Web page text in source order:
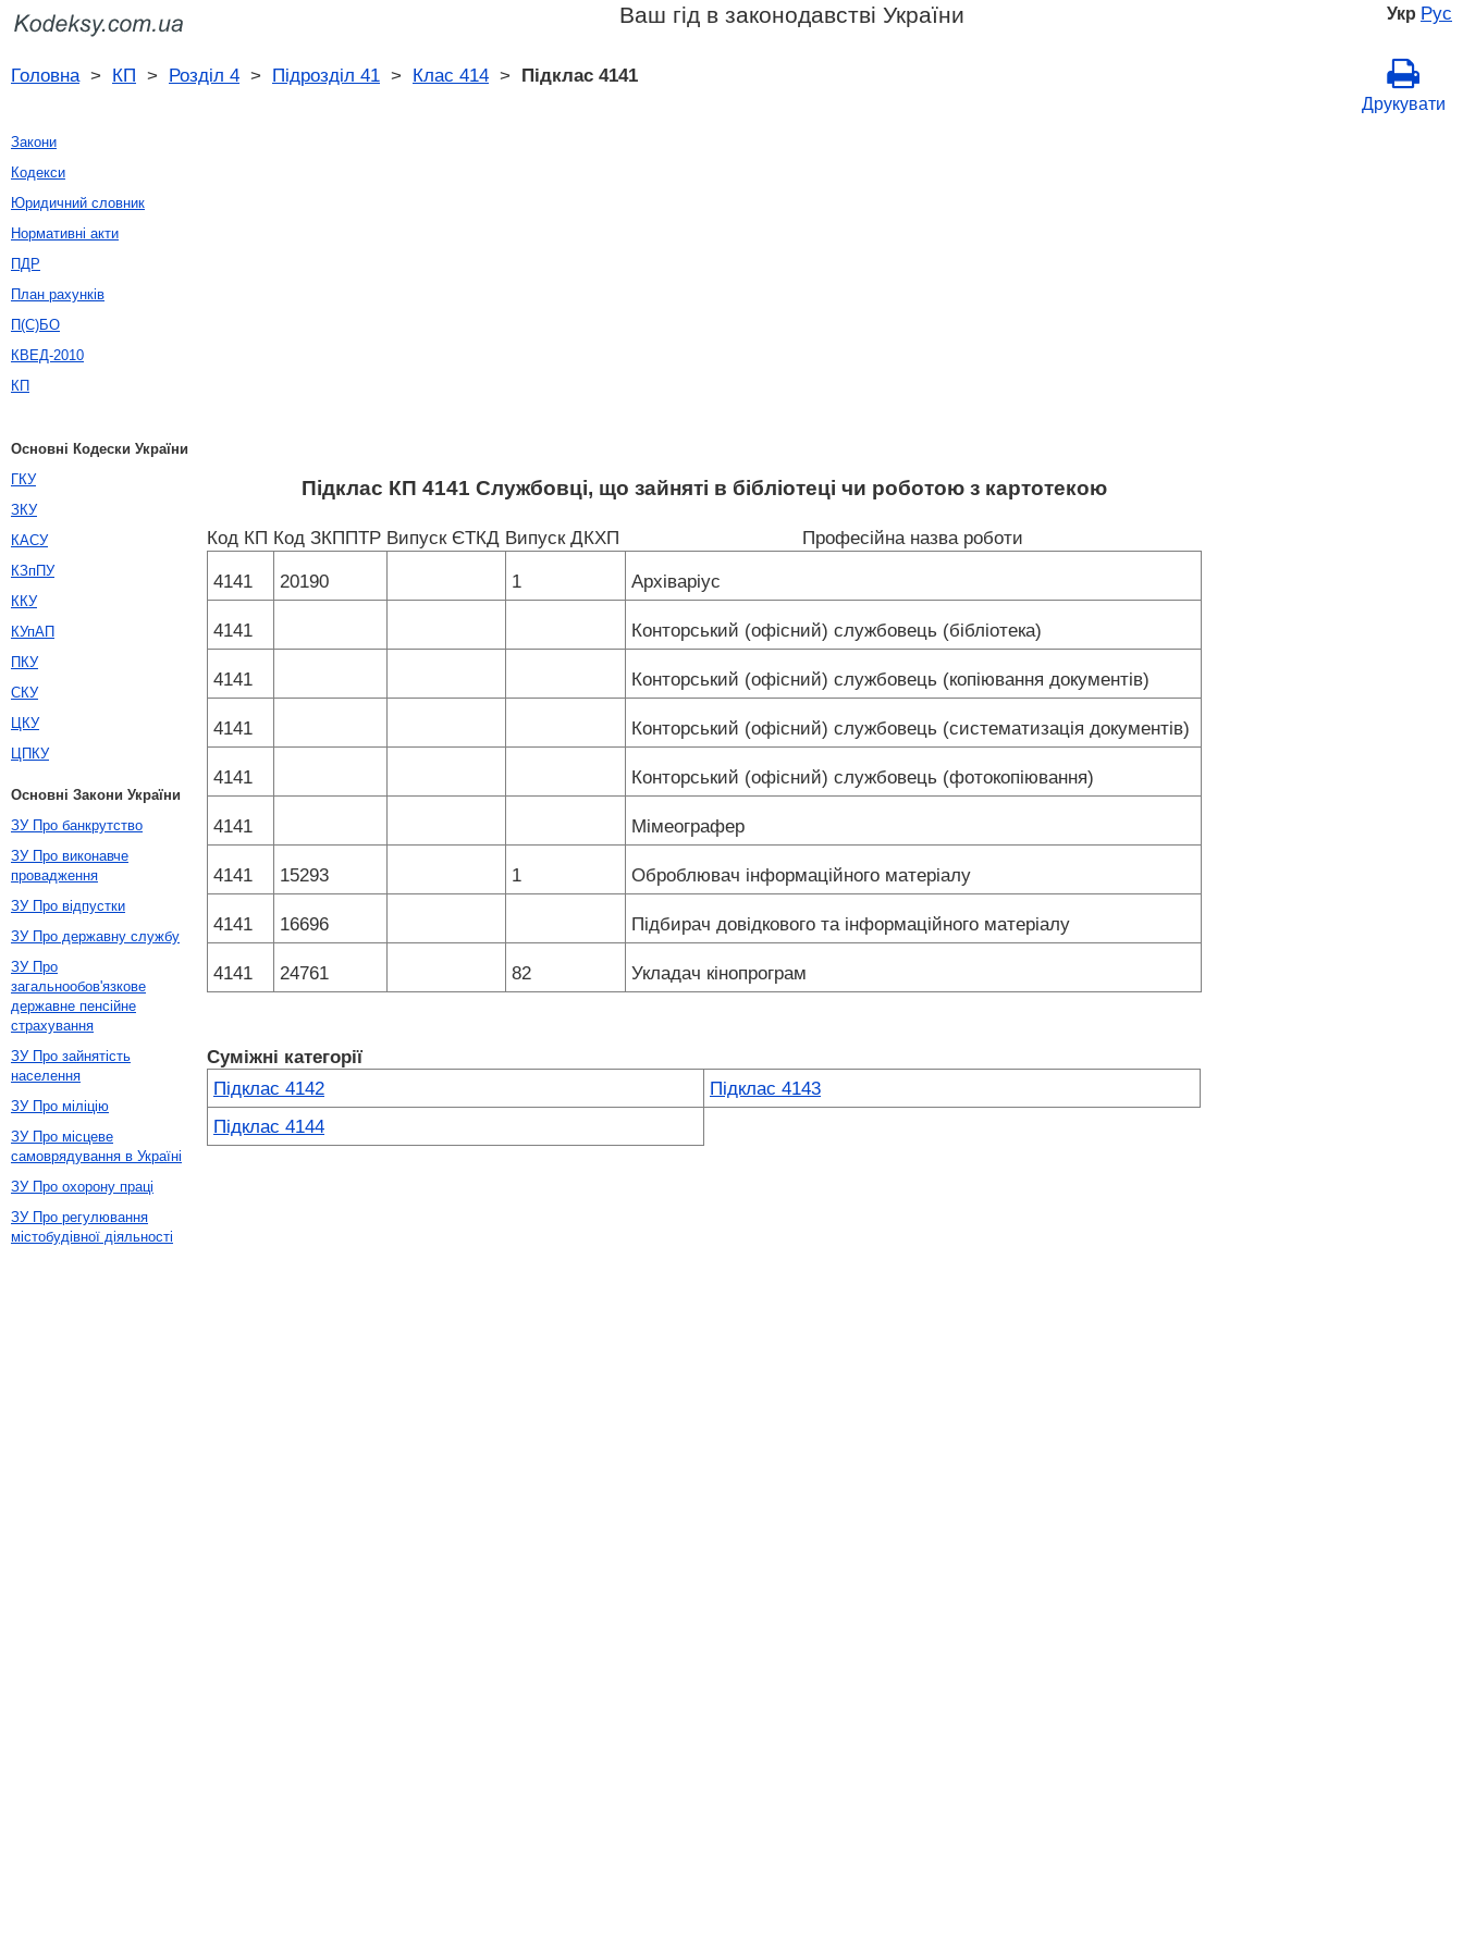
Укр Рус
Ваш гід в законодавстві України
Головна> КП > Розділ 4 > Підрозділ 41 > Клас 414 > Підклас 4141
Друкувати
Підклас КП 4141 Службовці, що зайняті в бібліотеці чи роботою з картотекою
Код КП Код ЗКППТР Випуск ЄТКД Випуск ДКХП
Професійна назва роботи
4141
20190 1 Архіваріус
4141 Конторський (офісний) службовець (бібліотека)
4141 Конторський (офісний) службовець (копіювання документів)
4141 Конторський (офісний) службовець (систематизація документів)
4141 Конторський (офісний) службовець (фотокопіювання)
4141 Мімеографер
4141 15293 1 Оброблювач інформаційного матеріалу
4141 16696 Підбирач довідкового та інформаційного матеріалу
4141 24761 82 Укладач кінопрограм
Суміжні категорії
Підклас 4142
Підклас 4143
Підклас 4144
Закони
Кодекси
Юридичний словник
Нормативні акти
ПДР
План рахунків
П(С)БО
КВЕД-2010
КП
Основні Кодески України
ГКУ
ЗКУ
КАСУ
КЗпПУ
ККУ
КУпАП
ПКУ
СКУ
ЦКУ
ЦПКУ
Основні Закони України
ЗУ Про банкрутство
ЗУ Про виконавче
провадження
ЗУ Про відпустки
ЗУ Про державну службу
ЗУ Про
загальнообов'язкове
державне пенсійне
страхування
ЗУ Про зайнятість
населення
ЗУ Про міліцію
ЗУ Про місцеве
самоврядування в Україні
ЗУ Про охорону праці
ЗУ Про регулювання
містобудівної діяльності